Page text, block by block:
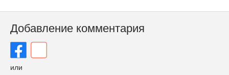
Добавление комментария
или